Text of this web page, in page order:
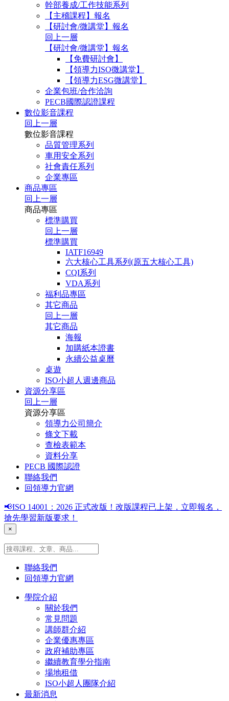
幹部養成/工作技能系列
【主稽課程】報名
【研討會/微講堂】報名
回上一層
【研討會/微講堂】報名
【免費研討會】
【領導力ISO微講堂】
【領導力ESG微講堂】
企業包班/合作洽詢
PECB國際認證課程
數位影音課程
回上一層
數位影音課程
品質管理系列
車用安全系列
社會責任系列
企業專區
商品專區
回上一層
商品專區
標準購買
回上一層
標準購買
IATF16949
六大核心工具系列(原五大核心工具)
CQI系列
VDA系列
福利品專區
其它商品
回上一層
其它商品
海報
加購紙本證書
永續公益桌曆
桌遊
ISO小超人週邊商品
資源分享區
回上一層
資源分享區
領導力公司簡介
條文下載
查檢表範本
資料分享
PECB 國際認證
聯絡我們
回領導力官網
📢ISO 14001：2026 正式改版！改版課程已上架，立即報名，
搶先學習新版要求！
×
聯絡我們
回領導力官網
學院介紹
關於我們
常見問題
講師群介紹
企業優惠專區
政府補助專區
繼續教育學分指南
場地租借
ISO小超人團隊介紹
最新消息